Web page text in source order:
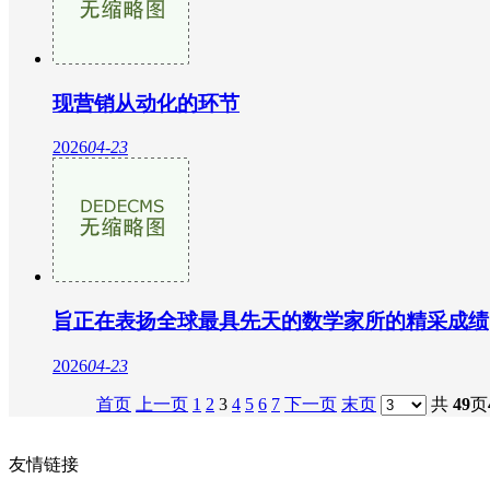
现营销从动化的环节
202604-23
旨正在表扬全球最具先天的数学家所的精采成绩
202604-23
首页 上一页 1 2 3 4 5 6 7 下一页 末页 共 49页
友情链接